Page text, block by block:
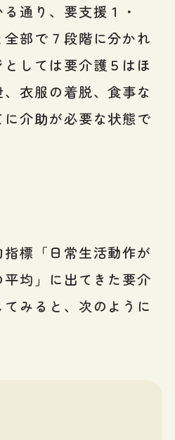
通り、要支援１・
部で７段階に分かれ
しては要介護５はほ
衣服の着脱、食事な
介助が必要な状態で
標「日常生活動作が
均」に出てきた要介
みると、次のように